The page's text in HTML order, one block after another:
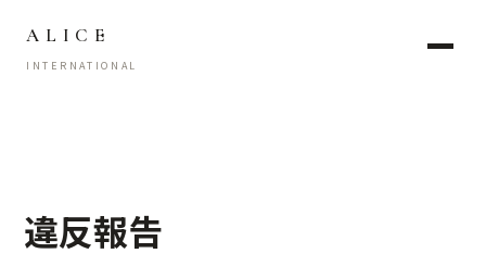
ALICE
INTERNATIONAL
違反報告